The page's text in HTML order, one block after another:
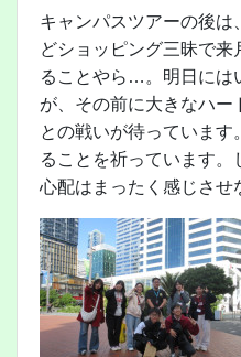
キャンパスツアーの後は
どショッピング三昧で
ることやら…。明日には
が、その前に大きなハー
との戦いが待っています
ることを祈っています
心配はまったく感じさせ